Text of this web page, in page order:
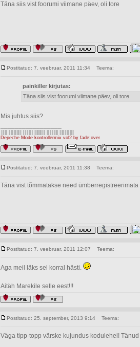
Täna siis vist foorumi viimane päev, oli tore
Postitatud: 7. veebruar, 2011 11:34 Teema:
painkiller kirjutas:
Täna siis vist foorumi viimane päev, oli tore
Mis juhtus siis?
Depeche Mode kontrollermix vol2 by fade:over
Postitatud: 7. veebruar, 2011 11:38 Teema:
Täna vist tõmmatakse need
Postitatud: 7. veebruar, 2011 12:07 Teema:
Aga meil läks sel korral hästi.
Aitäh Marekile selle eest!!!
Postitatud: 25. september, 2013 9:14 Teema:
Väga tipp-topp värske kujundus kodulehel! Tänud